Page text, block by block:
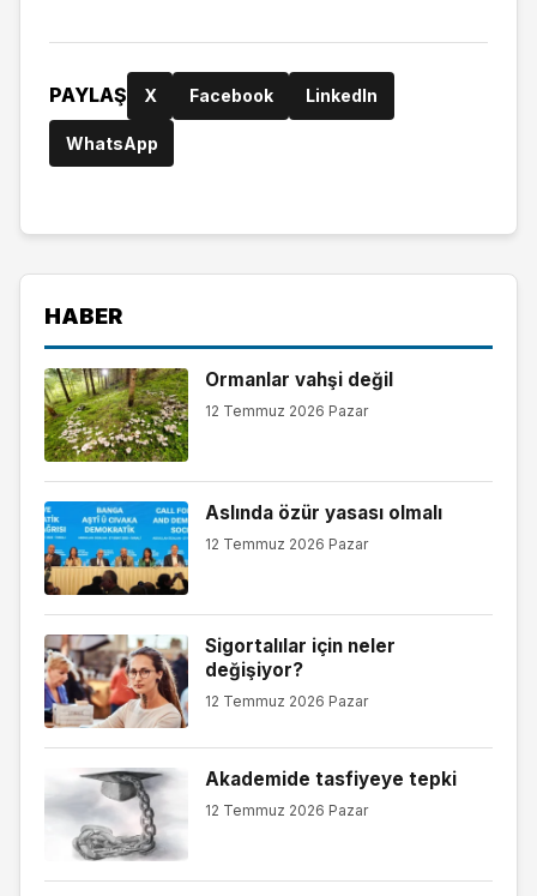
PAYLAŞ X Facebook LinkedIn
WhatsApp
HABER
Ormanlar vahşi değil
12 Temmuz 2026 Pazar
Aslında özür yasası olmalı
12 Temmuz 2026 Pazar
Sigortalılar için neler
değişiyor?
12 Temmuz 2026 Pazar
Akademide tasfiyeye tepki
12 Temmuz 2026 Pazar